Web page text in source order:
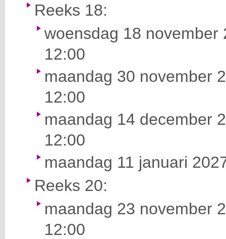
Reeks 18:
woensdag 18 november
12:00
maandag 30 november
12:00
maandag 14 december
12:00
maandag 11 januari
Reeks 20:
maandag 23 november
12:00